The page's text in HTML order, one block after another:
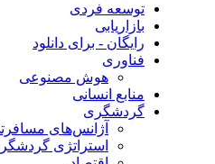
توسعه فردی
بازاریابی
رایگان - برای دانلود
فناوری
هوش مصنوعی
منابع انسانی
گردشگری
آژانس‌های
استراتژی